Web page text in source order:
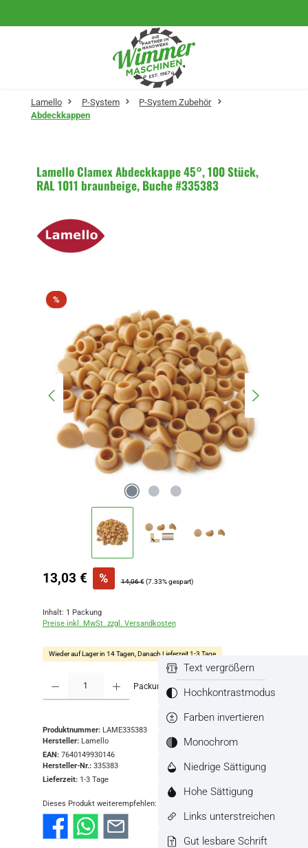
Lamello P-System
P-System Zubehör
Abdeckkappen
Lamello Clamex Abdeckkappe 45°, 100 Stück,
RAL 1011 braunbeige, Buche #335383
%Rabatt
Verkaufspreis:
13,03 € % Regulärer Preis:
14,06 € (7.33% gespart)
Inhalt: 1 Packung
Preise inkl. MwSt. zzgl. Versandkosten
Wieder auf Lager in 14 Tagen, Danach Lieferzeit 1-3 Tage
Packung In den Warenkorb
Produktnummer: LAME335383
Hersteller: Lamello
EAN: 7640149930146
Hersteller-Nr.: 335383
Lieferzeit: 1-3 Tage
Dieses Produkt weiterempfehlen:
Text vergrößern
Hochkontrastmodus
Farben invertieren
Monochrom
Niedrige Sättigung
Hohe Sättigung
Links unterstreichen
Gut lesbare Schrift